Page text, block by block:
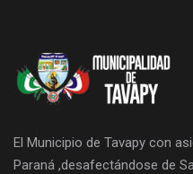
El Municipio de Tavapy con
Paraná ,desafectándose de